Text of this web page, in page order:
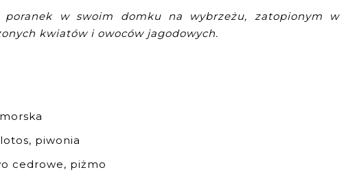
w swoim domku na wybrzeżu, zatopionym w
kwiatów i owoców jagodowych.
piwonia
cedrowe, piżmo